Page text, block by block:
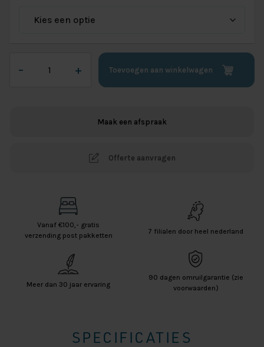
–
Split-
+ Toevoegen aan winkelwagen
Maak een afspraak
Offerte aanvragen
Vanaf €100,- gratis
verzending post pakketten
7 filialen door heel nederland
Meer dan 30 jaar ervaring
90 dagen omruilgarantie (zie
voorwaarden)
SPECIFICATIES